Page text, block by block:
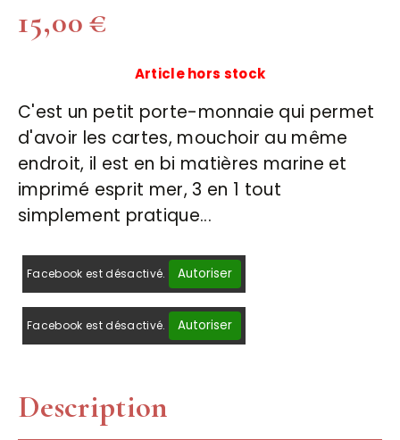
15,00€
Article hors stock
C'est un petit porte-monnaie qui permet
d'avoir les cartes, mouchoir au même
endroit, il est en bi matières marine et
imprimé esprit mer, 3 en 1 tout
simplement pratique...
Facebook est désactivé. Autoriser
Facebook est désactivé. Autoriser
Description